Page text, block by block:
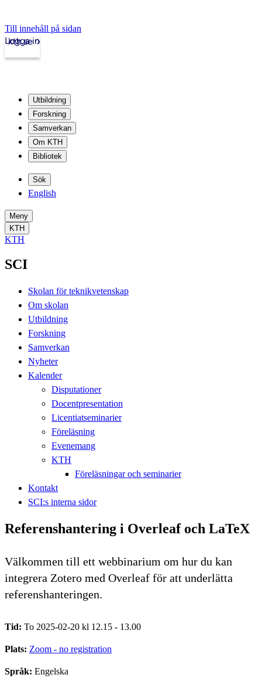
Till innehåll på sidan
kth.se
Logga in
Utbildning
Forskning
Samverkan
Om KTH
Bibliotek
Sök
English
Meny
KTH
KTH
SCI
Skolan för teknikvetenskap
Om skolan
Utbildning
Forskning
Samverkan
Nyheter
Kalender
Disputationer
Docentpresentation
Licentiatseminarier
Föreläsning
Evenemang
KTH
Föreläsningar och seminarier
Kontakt
SCI:s interna sidor
Referenshantering i Overleaf och LaTeX
Välkommen till ett webbinarium om hur du kan
integrera Zotero med Overleaf för att underlätta
referenshanteringen.
Tid: To 2025-02-20 kl 12.15 - 13.00
Plats: Zoom - no registration
Språk: Engelska